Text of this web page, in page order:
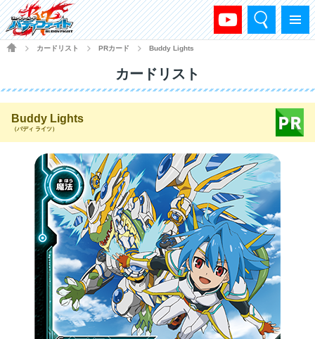
メニュー
検索
HOME
カードリスト PRカード Buddy Lights
カードリスト
Buddy Lights
（バディ ライツ）